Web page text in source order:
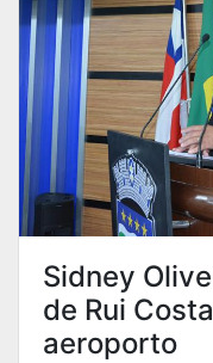
Sidney
de Rui
aeroporto